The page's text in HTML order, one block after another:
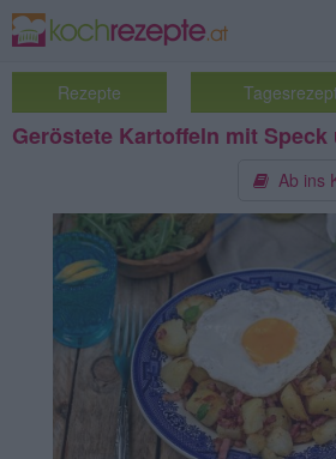
Rezepte
Geröstete Kartoffeln mit Speck
Ab ins